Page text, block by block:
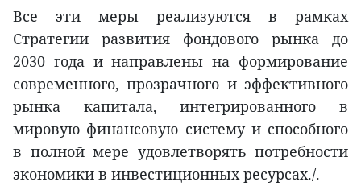
Все эти меры реализуются в рамках
Стратегии развития фондового рынка до
2030 года и направлены на формирование
современного, прозрачного и эффективного
рынка капитала, интегрированного в
мировую финансовую систему и способного
в полной мере удовлетворять потребности
экономики в инвестиционных ресурсах./.